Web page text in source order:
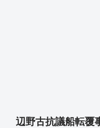
辺野古抗議船転